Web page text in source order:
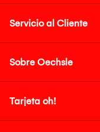
Servicio al Cliente
Sobre Oechsle
Tarjeta oh!